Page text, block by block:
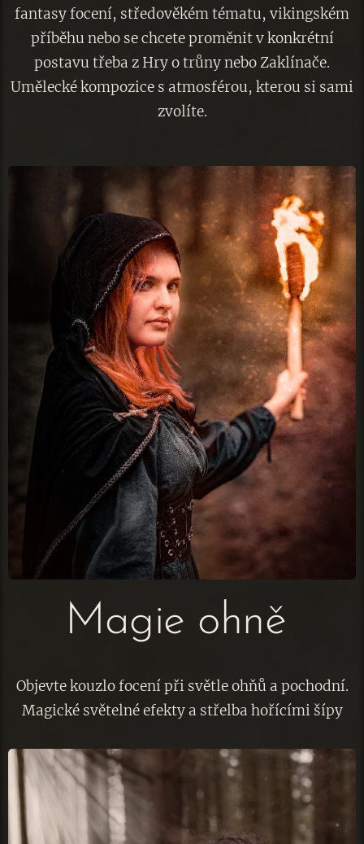
fantasy focení, středověkém tématu, vikingském
příběhu nebo se chcete proměnit v konkrétní
postavu třeba z Hry o trůny nebo Zaklínače.
Umělecké kompozice s atmosférou, kterou si sami
zvolíte.
Magie ohně
Objevte kouzlo focení při světle ohňů a pochodní.
Magické světelné efekty a střelba hořícími šípy